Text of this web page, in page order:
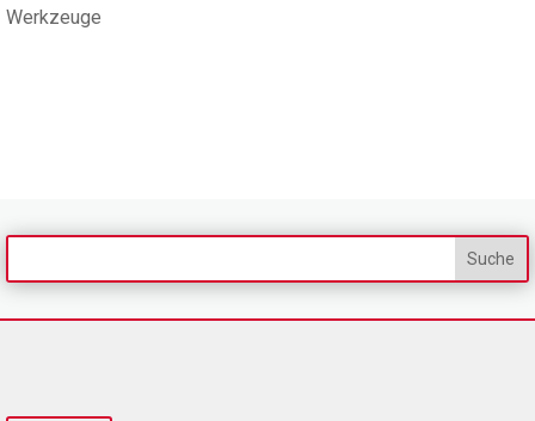
Werkzeuge